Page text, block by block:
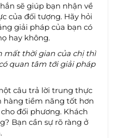
sẽ giúp bạn nhận về
của đối tượng. Hãy hỏi
giải pháp của bạn có
hay không.
mất thời gian của chị thì
quan tâm tới giải pháp
câu trả lời trung thực
hàng tiềm năng tốt hơn
đối phương. Khách
Bạn cần sự rõ ràng ở